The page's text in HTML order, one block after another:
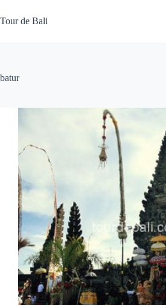
to
content
Tour de Bali
batur